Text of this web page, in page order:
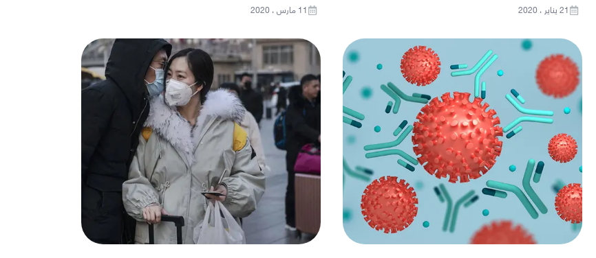
21 يناير ، 2020 11 مارس ، 2020